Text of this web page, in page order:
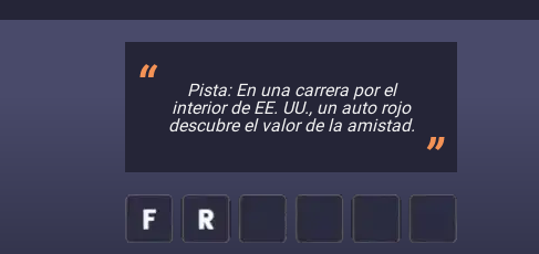
Pista: En una carrera por el
interior de EE. UU., un auto rojo
descubre el valor de la amistad.